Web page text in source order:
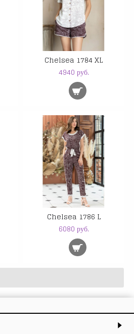
Chelsea 1784 XL
4940 руб.
Chelsea 1786 L
6080 руб.